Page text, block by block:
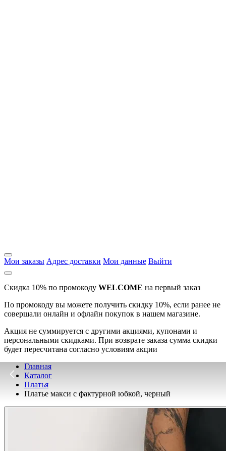
Мои заказы Адрес доставки Мои данные Выйти
Скидка 10% по промокоду WELCOME на первый заказ
По промокоду вы можете получить скидку 10%, если ранее не
совершали онлайн и офлайн покупок в нашем магазине.
Акция не суммируется с другими акциями, купонами и
персональными скидками. При возврате заказа сумма скидки
будет пересчитана согласно условиям акции
Главная
Каталог
Платья
Платье макси с фактурной юбкой, черный